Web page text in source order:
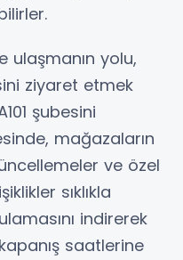
ulaşmanın yolu,
ziyaret etmek
şubesini
mağazaların
ve özel
sıklıkla
indirerek
saatlerine